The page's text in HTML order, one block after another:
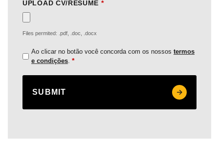
UPLOAD CV/RESUME *
Files permited: .pdf, .doc, .docx
Ao clicar no botão você concorda com os nossos termos
e condições *